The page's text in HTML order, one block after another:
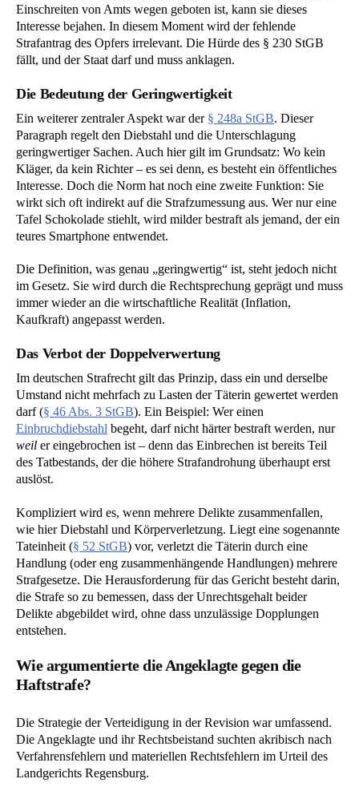
Einschreiten von Amts wegen geboten ist, kann sie dieses
Interesse bejahen. In diesem Moment wird der fehlende
Strafantrag des Opfers irrelevant. Die Hürde des § 230 StGB
fällt, und der Staat darf und muss anklagen.
Die Bedeutung der Geringwertigkeit
Ein weiterer zentraler Aspekt war der § 248a StGB. Dieser
Paragraph regelt den Diebstahl und die Unterschlagung
geringwertiger Sachen. Auch hier gilt im Grundsatz: Wo kein
Kläger, da kein Richter – es sei denn, es besteht ein öffentliches
Interesse. Doch die Norm hat noch eine zweite Funktion: Sie
wirkt sich oft indirekt auf die Strafzumessung aus. Wer nur eine
Tafel Schokolade stiehlt, wird milder bestraft als jemand, der ein
teures Smartphone entwendet.
Die Definition, was genau „geringwertig“ ist, steht jedoch nicht
im Gesetz. Sie wird durch die Rechtsprechung geprägt und muss
immer wieder an die wirtschaftliche Realität (Inflation,
Kaufkraft) angepasst werden.
Das Verbot der Doppelverwertung
Im deutschen Strafrecht gilt das Prinzip, dass ein und derselbe
Umstand nicht mehrfach zu Lasten der Täterin gewertet werden
darf (§ 46 Abs. 3 StGB). Ein Beispiel: Wer einen
Einbruchdiebstahl begeht, darf nicht härter bestraft werden, nur
weil er eingebrochen ist – denn das Einbrechen ist bereits Teil
des Tatbestands, der die höhere Strafandrohung überhaupt erst
auslöst.
Kompliziert wird es, wenn mehrere Delikte zusammenfallen,
wie hier Diebstahl und Körperverletzung. Liegt eine sogenannte
Tateinheit (§ 52 StGB) vor, verletzt die Täterin durch eine
Handlung (oder eng zusammenhängende Handlungen) mehrere
Strafgesetze. Die Herausforderung für das Gericht besteht darin,
die Strafe so zu bemessen, dass der Unrechtsgehalt beider
Delikte abgebildet wird, ohne dass unzulässige Dopplungen
entstehen.
Wie argumentierte die Angeklagte gegen die
Haftstrafe?
Die Strategie der Verteidigung in der Revision war umfassend.
Die Angeklagte und ihr Rechtsbeistand suchten akribisch nach
Verfahrensfehlern und materiellen Rechtsfehlern im Urteil des
Landgerichts Regensburg.